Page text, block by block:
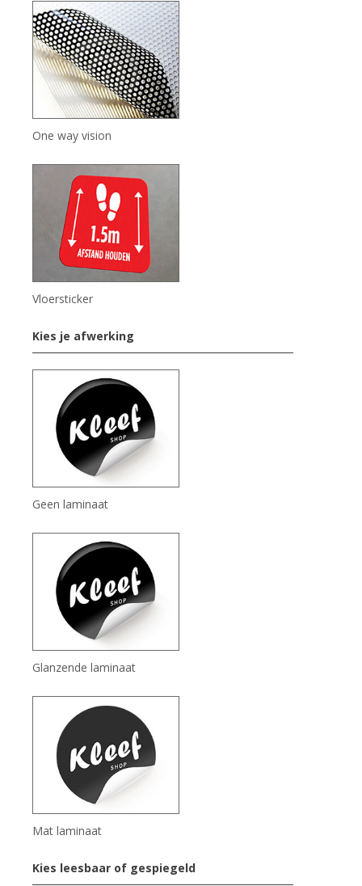
One way vision
Vloersticker
Kies je afwerking
Geen laminaat
Glanzende laminaat
Mat laminaat
Kies leesbaar of gespiegeld